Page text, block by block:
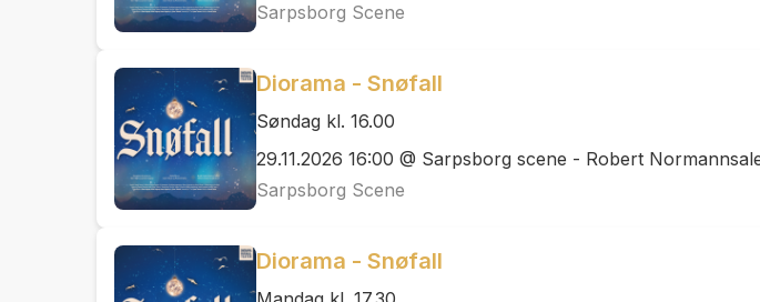
Sarpsborg Scene
Diorama - Snøfall
Søndag kl. 16.00
29.11.2026 16:00 @ Sarpsborg scene - Robert
Sarpsborg Scene
Diorama - Snøfall